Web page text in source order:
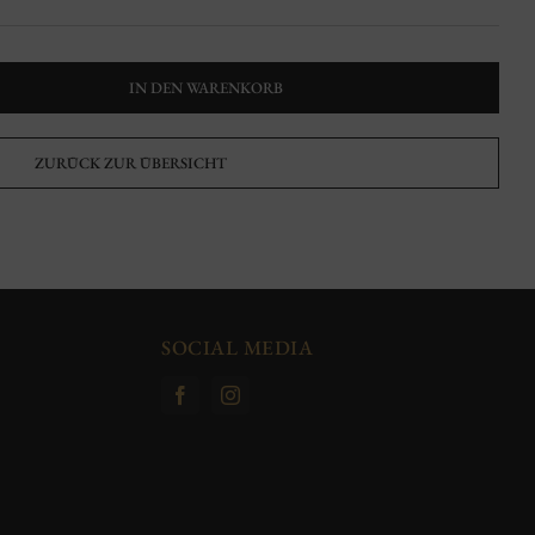
IN DEN WARENKORB
ZURÜCK ZUR ÜBERSICHT
SOCIAL MEDIA